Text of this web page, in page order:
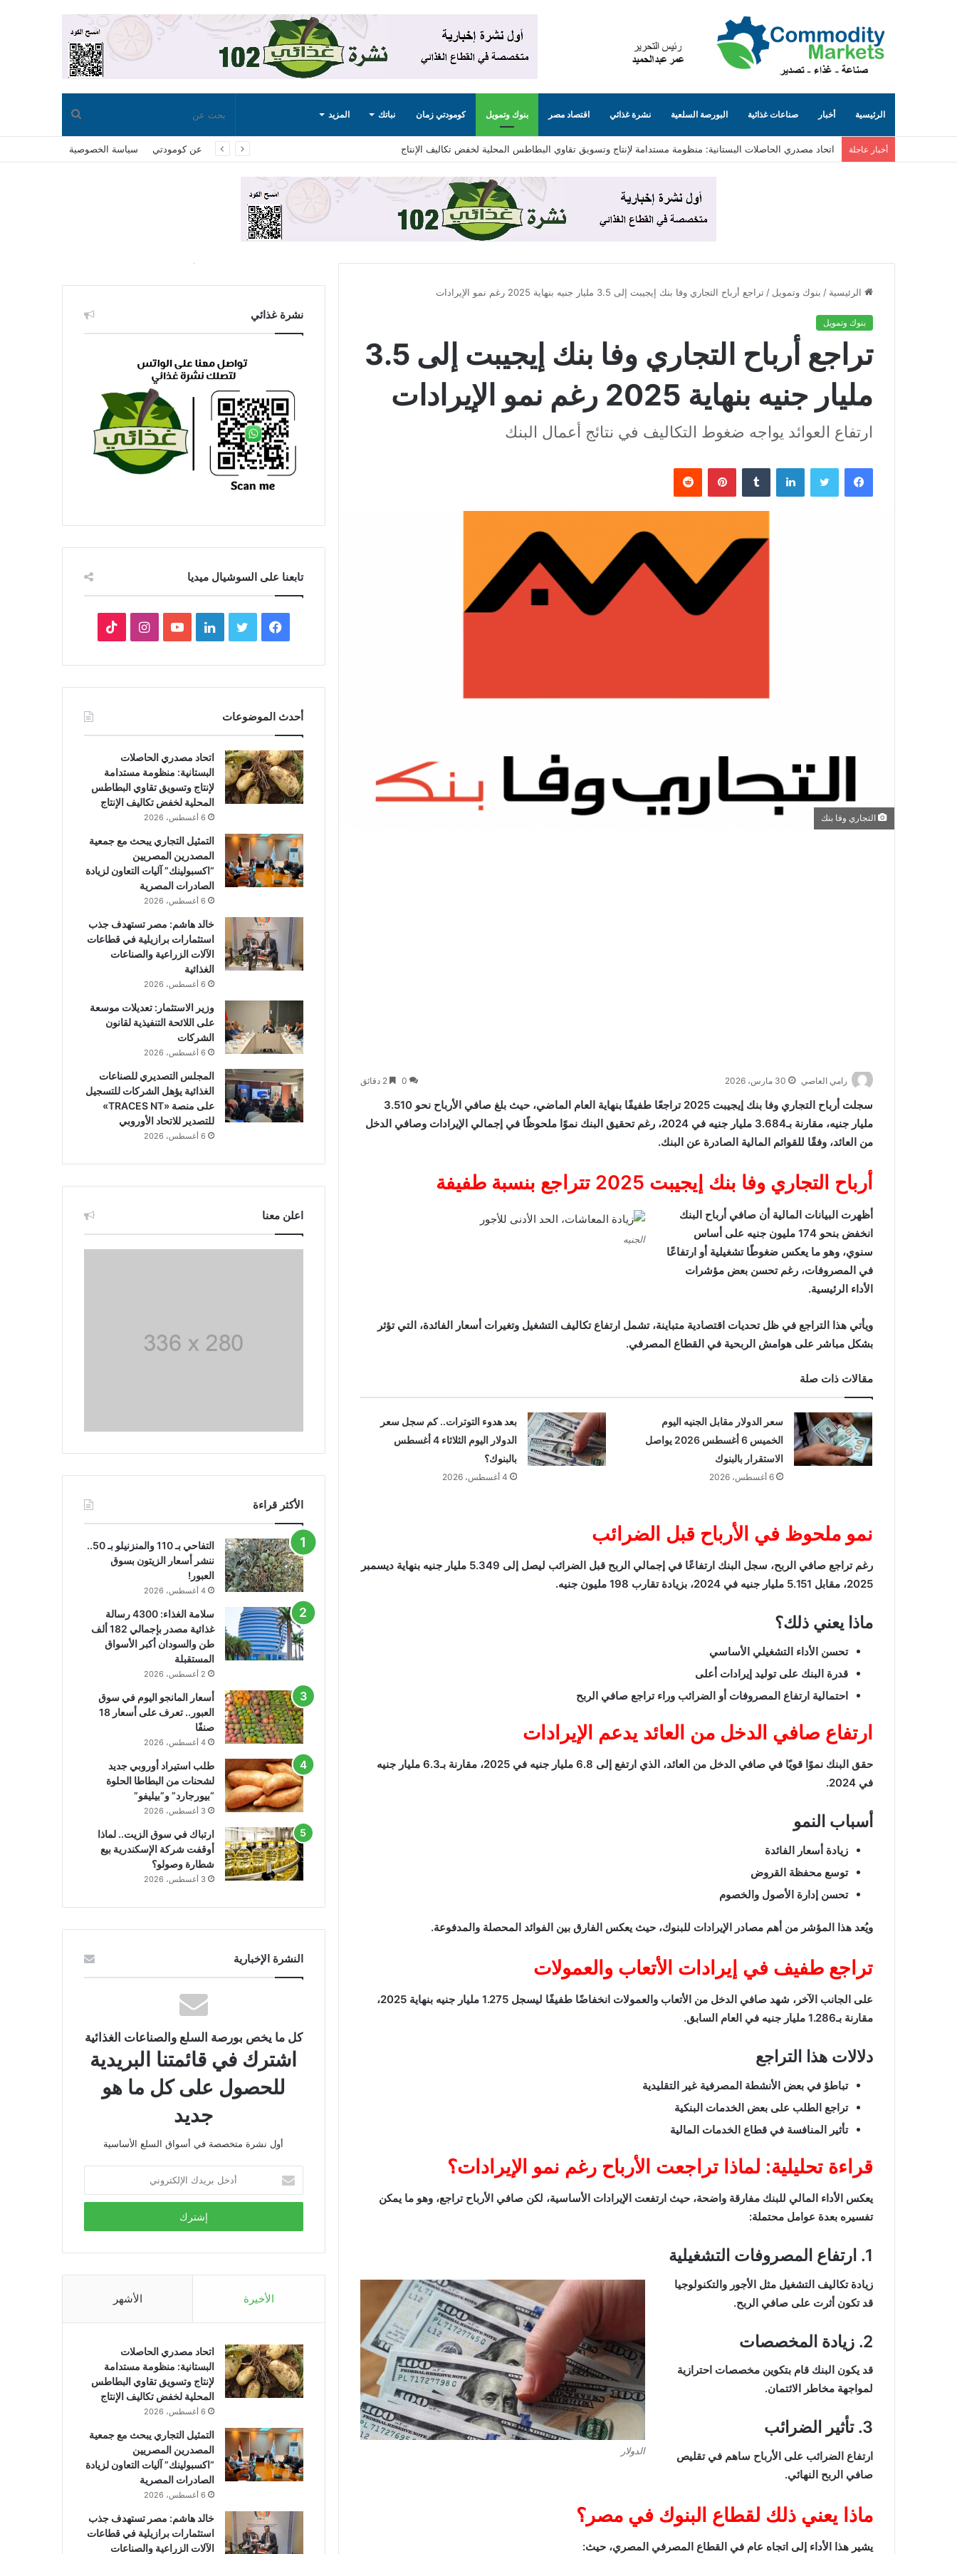
الرئيسية أخبار صناعات غذائية البورصة السلعية نشرة غذائي اقتصاد مصر بنوك وتمويل كومودتي زمان نباتك المزيد بحث
عن
أخبار عاجلة اتحاد مصدري الحاصلات البستانية: منظومة مستدامة لإنتاج وتسويق تقاوي البطاطس المحلية لخفض تكاليف الإنتاج عن كومودتي سياسة الخصوصية
الرئيسية / بنوك وتمويل / تراجع أرباح التجاري وفا بنك إيجيبت إلى 3.5 مليار جنيه بنهاية 2025 رغم نمو الإيرادات
بنوك وتمويل
تراجع أرباح التجاري وفا بنك إيجيبت إلى 3.5
مليار جنيه بنهاية 2025 رغم نمو الإيرادات
ارتفاع العوائد يواجه ضغوط التكاليف في نتائج أعمال البنك
فيسبوك تويتر لينكدإن بينتيريست
التجاري وفا بنك
رامي العاصي 30 مارس، 2026 0
سجلت أرباح التجاري وفا بنك إيجيبت 2025 تراجعًا طفيفًا بنهاية العام الماضي، حيث بلغ صافي الأرباح نحو 3.510
مليار جنيه، مقارنة بـ3.684 مليار جنيه في 2024، رغم تحقيق البنك نموًا ملحوظًا في إجمالي الإيرادات وصافي الدخل
من العائد، وفقًا للقوائم المالية الصادرة عن البنك.
أرباح التجاري وفا بنك إيجيبت 2025 تتراجع بنسبة طفيفة
الجنيه
أظهرت البيانات المالية أن صافي أرباح البنك
انخفض بنحو 174 مليون جنيه على أساس
سنوي، وهو ما يعكس ضغوطًا تشغيلية أو ارتفاعًا
في المصروفات، رغم تحسن بعض مؤشرات
الأداء الرئيسية.
ويأتي هذا التراجع في ظل تحديات اقتصادية متباينة، تشمل ارتفاع تكاليف التشغيل وتغيرات أسعار الفائدة، التي تؤثر
بشكل مباشر على هوامش الربحية في القطاع المصرفي.
مقالات ذات صلة
سعر الدولار مقابل الجنيه اليوم
الخميس 6 أغسطس 2026 يواصل
الاستقرار بالبنوك
6 أغسطس، 2026
بعد هدوء التوترات.. كم سجل سعر
الدولار اليوم الثلاثاء 4 أغسطس
بالبنوك؟
4 أغسطس، 2026
نمو ملحوظ في الأرباح قبل الضرائب
رغم تراجع صافي الربح، سجل البنك ارتفاعًا في إجمالي الربح قبل الضرائب ليصل إلى 5.349 مليار جنيه بنهاية ديسمبر
2025، مقابل 5.151 مليار جنيه في 2024، بزيادة تقارب 198 مليون جنيه.
ماذا يعني ذلك؟
تحسن الأداء التشغيلي الأساسي
قدرة البنك على توليد إيرادات أعلى
احتمالية ارتفاع المصروفات أو الضرائب وراء تراجع صافي الربح
ارتفاع صافي الدخل من العائد يدعم الإيرادات
حقق البنك نموًا قويًا في صافي الدخل من العائد، الذي ارتفع إلى 6.8 مليار جنيه في 2025، مقارنة بـ6.3 مليار جنيه
في 2024.
أسباب النمو
زيادة أسعار الفائدة
توسع محفظة القروض
تحسن إدارة الأصول والخصوم
ويُعد هذا المؤشر من أهم مصادر الإيرادات للبنوك، حيث يعكس الفارق بين الفوائد المحصلة والمدفوعة.
تراجع طفيف في إيرادات الأتعاب والعمولات
على الجانب الآخر، شهد صافي الدخل من الأتعاب والعمولات انخفاضًا طفيفًا ليسجل 1.275 مليار جنيه بنهاية 2025،
مقارنة بـ1.286 مليار جنيه في العام السابق.
دلالات هذا التراجع
تباطؤ في بعض الأنشطة المصرفية غير التقليدية
تراجع الطلب على بعض الخدمات البنكية
تأثير المنافسة في قطاع الخدمات المالية
قراءة تحليلية: لماذا تراجعت الأرباح رغم نمو الإيرادات؟
يعكس الأداء المالي للبنك مفارقة واضحة، حيث ارتفعت الإيرادات الأساسية، لكن صافي الأرباح تراجع، وهو ما يمكن
تفسيره بعدة عوامل محتملة:
1. ارتفاع المصروفات التشغيلية
الدولار
زيادة تكاليف التشغيل مثل الأجور والتكنولوجيا
قد تكون أثرت على صافي الربح.
2. زيادة المخصصات
قد يكون البنك قام بتكوين مخصصات احترازية
لمواجهة مخاطر الائتمان.
3. تأثير الضرائب
ارتفاع الضرائب على الأرباح ساهم في تقليص
صافي الربح النهائي.
ماذا يعني ذلك لقطاع البنوك في مصر؟
يشير هذا الأداء إلى اتجاه عام في القطاع المصرفي المصري، حيث:
نشرة غذائي
تابعنا على السوشيال ميديا
فيسبوكتويتر لينكدإنيوتيوبانستقرام
أحدث الموضوعات
اتحاد مصدري الحاصلات
البستانية: منظومة مستدامة
لإنتاج وتسويق تقاوي البطاطس
المحلية لخفض تكاليف الإنتاج
6 أغسطس، 2026
التمثيل التجاري يبحث مع جمعية
المصدرين المصريين
“اكسبولينك” آليات التعاون لزيادة
الصادرات المصرية
6 أغسطس، 2026
خالد هاشم: مصر تستهدف جذب
استثمارات برازيلية في قطاعات
الآلات الزراعية والصناعات
الغذائية
6 أغسطس، 2026
وزير الاستثمار: تعديلات موسعة
على اللائحة التنفيذية لقانون
الشركات
6 أغسطس، 2026
المجلس التصديري للصناعات
الغذائية يؤهل الشركات للتسجيل
على منصة «TRACES NT»
للتصدير للاتحاد الأوروبي
6 أغسطس، 2026
اعلن معنا
الأكثر قراءة
التفاحي بـ 110 والمنزنيلو بـ 50..
ننشر أسعار الزيتون بسوق
العبور!
4 أغسطس، 2026
سلامة الغذاء: 4300 رسالة
غذائية مصدر بإجمالي 182 ألف
طن والسودان أكبر الأسواق
المستقبلة
2 أغسطس، 2026
أسعار المانجو اليوم في سوق
العبور.. تعرف على أسعار 18
صنفًا
4 أغسطس، 2026
طلب استيراد أوروبي جديد
لشحنات من البطاطا الحلوة
“بيورجارد” و”بيليفو”
3 أغسطس، 2026
ارتباك في سوق الزيت.. لماذا
أوقفت شركة الإسكندرية بيع
شطارة وصولو؟
3 أغسطس، 2026
النشرة الإخبارية
كل ما يخص بورصة السلع والصناعات الغذائية
اشترك في قائمتنا البريدية
للحصول على كل ما هو
جديد
أول نشرة متخصصة في أسواق السلع الأساسية
بريدك
الإلكتروني
الأخيرة الأشهر
اتحاد مصدري الحاصلات
البستانية: منظومة مستدامة
لإنتاج وتسويق تقاوي البطاطس
المحلية لخفض تكاليف الإنتاج
6 أغسطس، 2026
التمثيل التجاري يبحث مع جمعية
المصدرين المصريين
“اكسبولينك” آليات التعاون لزيادة
الصادرات المصرية
6 أغسطس، 2026
خالد هاشم: مصر تستهدف جذب
استثمارات برازيلية في قطاعات
الآلات الزراعية والصناعات